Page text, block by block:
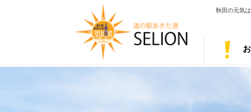
秋田の元気